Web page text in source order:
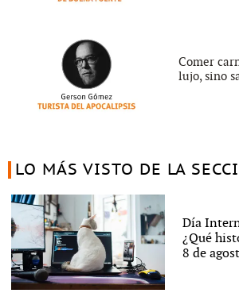
Comer
lujo, sino
LO MÁS VISTO DE LA
Día
¿Qué
8 de